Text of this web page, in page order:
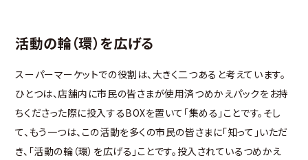
活動の輪（環）を広げる
スーパーマーケットでの役割は、大きく二つあると考えています。
ひとつは、店舗内に市民の皆さまが使用済つめかえパックをお持
ちくださった際に投入するBOXを置いて「集める」ことです。そし
て、もう一つは、この活動を多くの市民の皆さまに「知って」いただ
き、「活動の輪（環）を広げる」ことです。投入されているつめかえ